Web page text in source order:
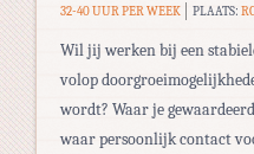
32-40 UUR PER WEEK PLAATS:
Wil jij werken bij een
volop
wordt? Waar je
waar persoonlijk contact